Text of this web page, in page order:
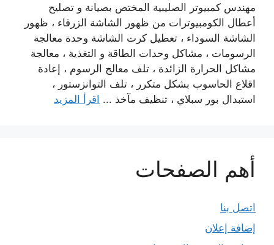
مهندس كمبيوتر الصليبية المختص بصيانة و تصليح
أعطال الكومبيوترات من ظهور الشاشة الزرقاء ، ظهور
الشاشة السوداء ، تعطيل كرت الشاشة وحدة معالجة
الرسومات ، مشاكل وحدات الطاقة و التغذية ، معالجة
مشاكل الحرارة الزائدة ، تلف معالج الرسوم ، إعادة
اقلاع الحاسوب بشكل متكرر ، تلف التوانزستور ،
استبدال بور سبلاي ، تنظيف مآخذ ... اقرأ المزيد
أهم الصفحات
اتصل بنا
إضافة إعلان